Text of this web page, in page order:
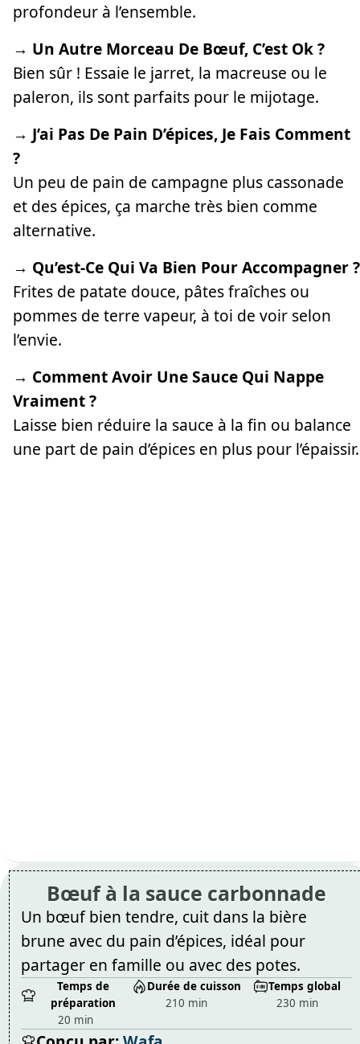
profondeur à l’ensemble.
→ Un Autre Morceau De Bœuf, C’est Ok ?
Bien sûr ! Essaie le jarret, la macreuse ou le
paleron, ils sont parfaits pour le mijotage.
→ J’ai Pas De Pain D’épices, Je Fais Comment
?
Un peu de pain de campagne plus cassonade
et des épices, ça marche très bien comme
alternative.
→ Qu’est-Ce Qui Va Bien Pour Accompagner ?
Frites de patate douce, pâtes fraîches ou
pommes de terre vapeur, à toi de voir selon
l’envie.
→ Comment Avoir Une Sauce Qui Nappe
Vraiment ?
Laisse bien réduire la sauce à la fin ou balance
une part de pain d’épices en plus pour l’épaissir.
Bœuf à la sauce carbonnade
Un bœuf bien tendre, cuit dans la bière
brune avec du pain d’épices, idéal pour
partager en famille ou avec des potes.
Temps de
préparation
20 min
Durée de cuisson
210 min
Temps global
230 min